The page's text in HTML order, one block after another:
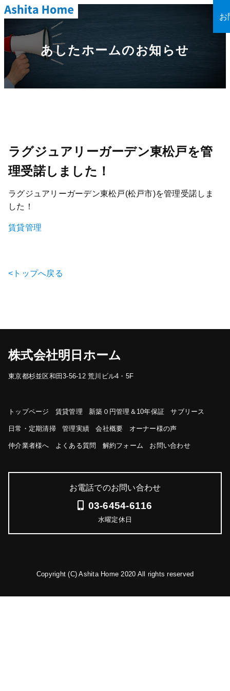
お
あしたホームのお知らせ
ラグジュアリーガーデン東松戸を管
理受諾しました！
ラグジュアリーガーデン東松戸(松戸市)を管理受諾しま
した！
賃貸管理
<トップへ戻る
株式会社明日ホーム
東京都杉並区和田3-56-12 荒川ビル4・5F
トップページ 賃貸管理 新築０円管理＆10年保証 サブリース
日常・定期清掃 管理実績 会社概要 オーナー様の声
仲介業者様へ よくある質問 解約フォーム お問い合わせ
お電話でのお問い合わせ
03-6454-6116
水曜定休日
Copyright (C) Ashita Home 2020 All rights reserved